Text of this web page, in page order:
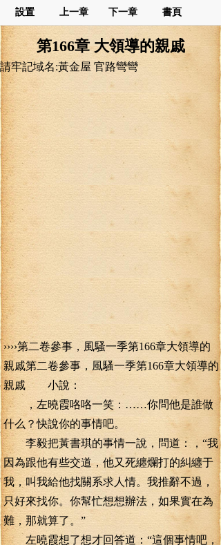
設置 上一章 下一章 書頁
第166章 大領導的親戚
請牢記域名:黃金屋 官路彎彎
››››第二卷參事，風騷一季第166章大領導的
親戚第二卷參事，風騷一季第166章大領導的
親戚 小說：
，左曉霞咯咯一笑：……你問他是誰做
什么？快說你的事情吧。
李毅把黃書琪的事情一說，問道：，“我
因為跟他有些交道，他又死纏爛打的糾纏于
我，叫我給他找關系求人情。我推辭不過，
只好來找你。你幫忙想想辦法，如果實在為
難，那就算了。”
左曉霞想了想才回答道：“這個事情吧，